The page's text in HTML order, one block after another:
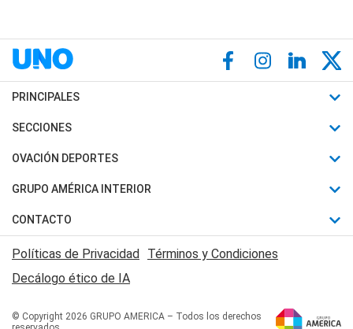
PRINCIPALES
Últimas Noticias
Política
Judiciales
Economia
SECCIONES
Horóscopo
Motores
Trucos caseros
Series y Películas
Edictos y Solicitadas
OVACIÓN DEPORTES
Fútbol
Mundial
Automovilismo
Rugby
Básquet
GRUPO AMÉRICA INTERIOR
Canal 7 en Vivo
San Juan 8
CONTACTO
Acerca de Nosotros
Contactanos
Políticas de Privacidad
Términos y Condiciones
Decálogo ético de IA
© Copyright 2026 GRUPO AMERICA – Todos los derechos